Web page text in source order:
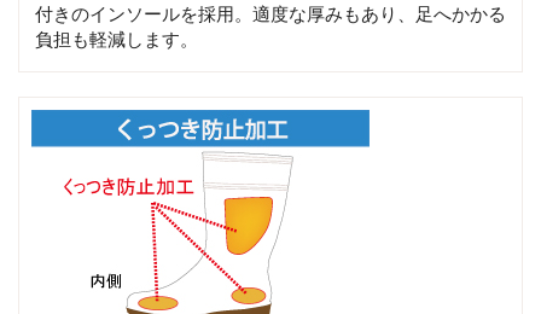
付きのインソールを採用。適度な厚みもあり、足へかかる
負担も軽減します。